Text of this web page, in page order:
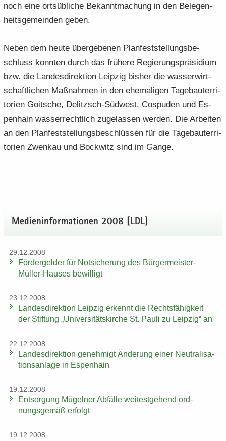
noch eine orts­üb­li­che Be­kannt­ma­chung in den Be­le­gen­
heits­ge­mein­den geben.
Neben dem heute über­ge­be­nen Plan­fest­stel­lungs­be­
schluss konn­ten durch das frü­he­re Re­gie­rungs­prä­si­di­um
bzw. die Lan­des­di­rek­ti­on Leip­zig bis­her die was­ser­wirt­
schaft­li­chen Maß­nah­men in den ehe­ma­li­gen Ta­ge­bau­ter­ri­
to­ri­en Goit­sche, Delitzsch-​Südwest, Cos­pu­den und Es­
pen­hain was­ser­recht­lich zu­ge­las­sen wer­den. Die Ar­bei­ten
an den Plan­fest­stel­lungs­be­schlüs­sen für die Ta­ge­bau­ter­ri­
to­ri­en Zwenkau und Bock­witz sind im Gange.
Me­di­en­in­for­ma­tio­nen 2008 [LDL]
29.12.2008
För­der­gel­der für Not­si­che­rung des Bürgermeister-​
Müller-Hauses be­wil­ligt
23.12.2008
Lan­des­di­rek­ti­on Leip­zig er­kennt die Rechts­fä­hig­keit
der Stif­tung „Uni­ver­si­täts­kir­che St. Pauli zu Leip­zig“ an
22.12.2008
Lan­des­di­rek­ti­on ge­neh­migt Än­de­rung einer Neu­tra­li­sa­
ti­ons­an­la­ge in Es­pen­hain
19.12.2008
Ent­sor­gung Mü­gel­ner Ab­fäl­le wei­test­ge­hend ord­
nungs­ge­mäß er­folgt
19.12.2008